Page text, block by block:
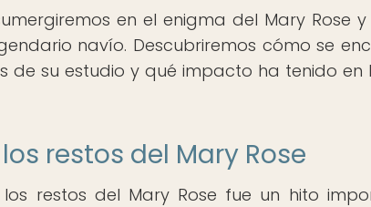
en el enigma del Mary Rose
navío. Descubriremos cómo se
de su estudio y qué impacto ha tenido
restos del Mary Rose
los restos del Mary Rose fue un hito